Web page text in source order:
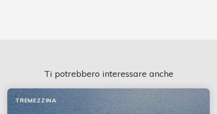
Ti potrebbero interessare anche
TREMEZZINA